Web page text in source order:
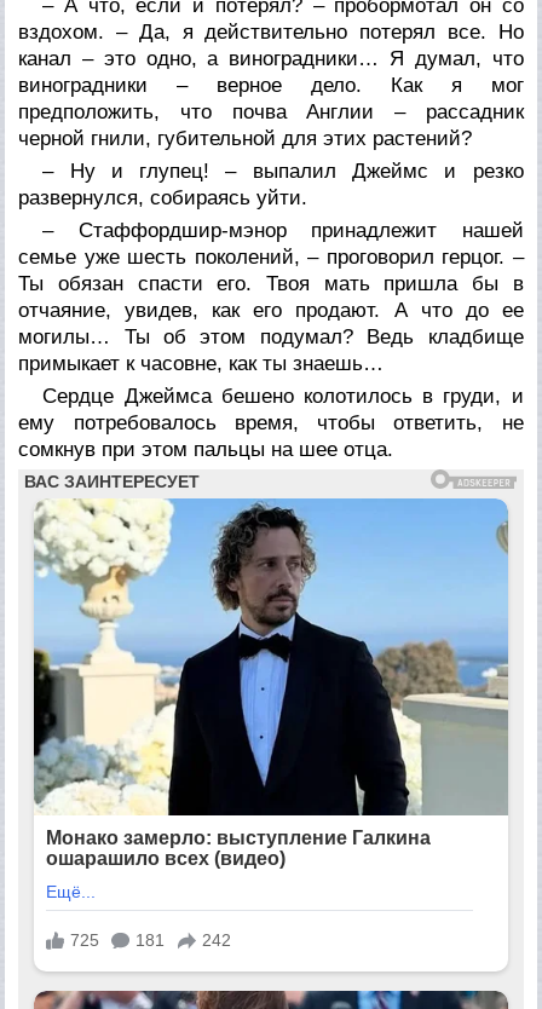
– А что, если и потерял? – пробормотал он со
вздохом. – Да, я действительно потерял все. Но
канал – это одно, а виноградники… Я думал, что
виноградники – верное дело. Как я мог
предположить, что почва Англии – рассадник
черной гнили, губительной для этих растений?
– Ну и глупец! – выпалил Джеймс и резко
развернулся, собираясь уйти.
– Стаффордшир-мэнор принадлежит нашей
семье уже шесть поколений, – проговорил герцог. –
Ты обязан спасти его. Твоя мать пришла бы в
отчаяние, увидев, как его продают. А что до ее
могилы… Ты об этом подумал? Ведь кладбище
примыкает к часовне, как ты знаешь…
Сердце Джеймса бешено колотилось в груди, и
ему потребовалось время, чтобы ответить, не
сомкнув при этом пальцы на шее отца.